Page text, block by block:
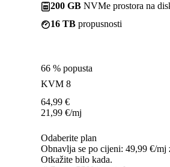
200 GB NVMe prostora na
16 TB propusnosti
66 % popusta
KVM 8
64,99 €
21,99 €/mj
Odaberite plan
Obnavlja se po cijeni: 49,99 €/mj
Otkažite bilo kada.